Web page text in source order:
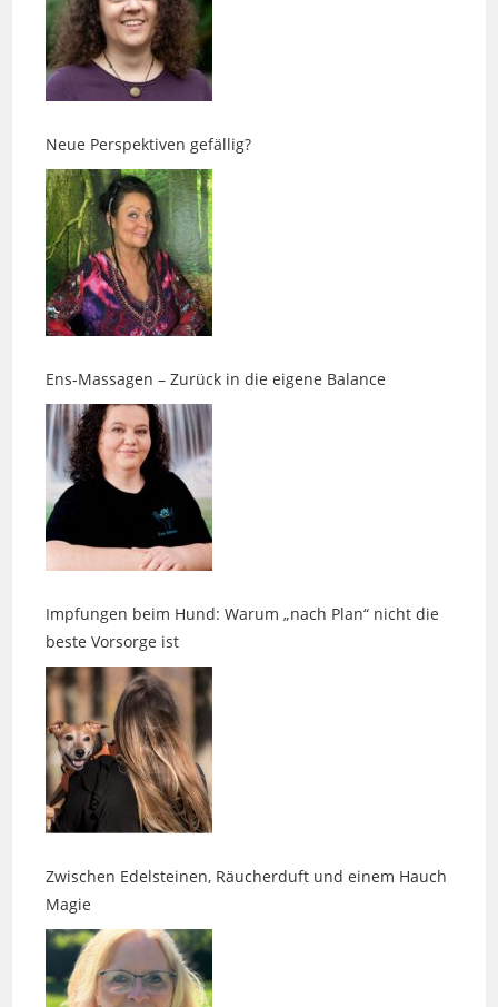
Neue Perspektiven gefällig?
Ens-Massagen – Zurück in die eigene Balance
Impfungen beim Hund: Warum „nach Plan“ nicht die
Zwischen Edelsteinen, Räucherduft und einem Hauch